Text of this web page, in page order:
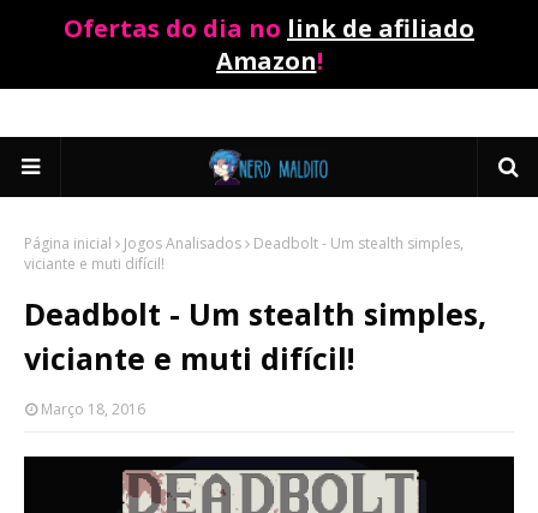
Ofertas do dia no link de afiliado
Amazon!
Página inicial Jogos Analisados
Deadbolt - Um stealth simples,
viciante e muti difícil!
Deadbolt - Um stealth simples,
viciante e muti difícil!
Março 18, 2016